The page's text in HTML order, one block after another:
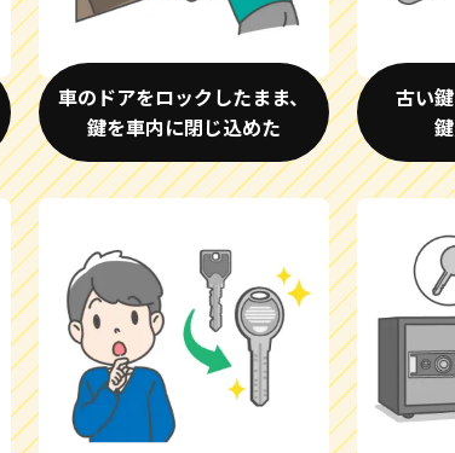
車のドアをロックしたまま、
鍵を車内に閉じ込めた
古い